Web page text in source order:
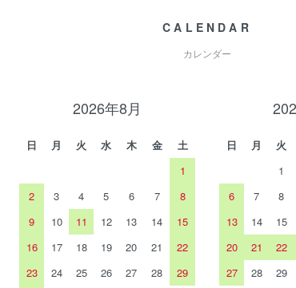
CALENDAR
カレンダー
2026年8月
日 月 火 水 木 金
土
1
2
3 4 5 6 7
8
9
10 11 12 13 14
15
16
17 18 19 20 21
22
23
24 25 26 27 28
29
日 月 火
1
6
7 8
13
14 15
20
21 22
27
28 29